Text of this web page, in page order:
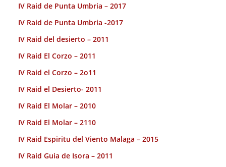
IV Raid de Punta Umbria – 2017
IV Raid de Punta Umbria -2017
IV Raid del desierto – 2011
IV Raid El Corzo – 2011
IV Raid el Corzo – 2o11
IV Raid el Desierto- 2011
IV Raid El Molar – 2010
IV Raid El Molar – 2110
IV Raid Espiritu del Viento Malaga – 2015
IV Raid Guia de Isora – 2011